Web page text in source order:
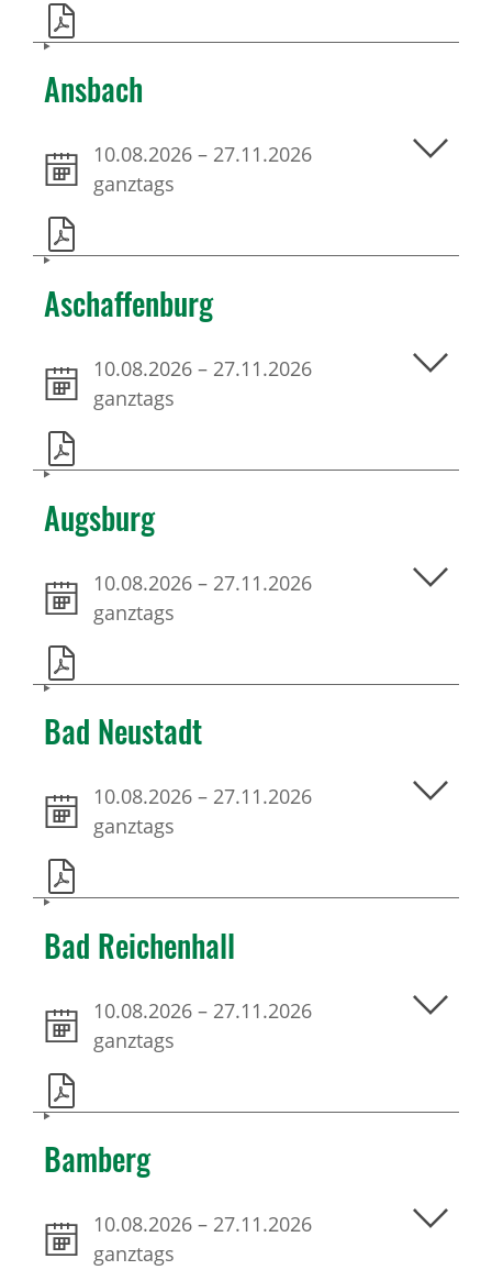
Ansbach
10.08.2026 – 27.11.2026
ganztags
Aschaffenburg
10.08.2026 – 27.11.2026
ganztags
Augsburg
10.08.2026 – 27.11.2026
ganztags
Bad Neustadt
10.08.2026 – 27.11.2026
ganztags
Bad Reichenhall
10.08.2026 – 27.11.2026
ganztags
Bamberg
10.08.2026 – 27.11.2026
ganztags